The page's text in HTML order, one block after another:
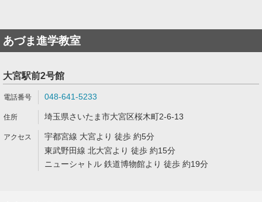
あづま進学教室
大宮駅前2号館
048-641-5233
埼玉県さいたま市大宮区桜木町2-6-13
宇都宮線 大宮より 徒歩 約5分
東武野田線 北大宮より 徒歩 約15分
ニューシャトル 鉄道博物館より 徒歩 約19分